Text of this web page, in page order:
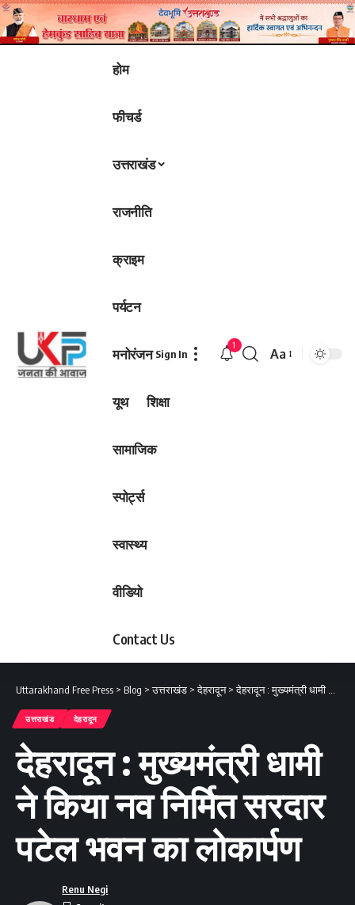
होम
फीचर्ड
उत्तराखंड
राजनीति
क्राइम
पर्यटन
मनोरंजन
यूथ शिक्षा
सामाजिक
स्पोर्ट्स
स्वास्थ्य
वीडियो
Contact Us
Sign In
1
Font
Aa
Uttarakhand Free Press > Blog >उत्तराखंड >देहरादून>देहरादून : मुख्यमंत्री धामी ने किया नव निर्मित सरदार पटेल भवन का लोकार्पण
उत्तराखंड देहरादून
देहरादून : मुख्यमंत्री धामी
ने किया नव निर्मित सरदार
पटेल भवन का लोकार्पण
Renu Negi